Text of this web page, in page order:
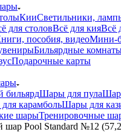
КииСветильники,
для столовВсё для кияВсё
пособия, видеоМини-
Бильярдные
Подарочные карты
бильярдШары для пула
карамбольШары для
шарыТренировочные
шар Pool Standard №12